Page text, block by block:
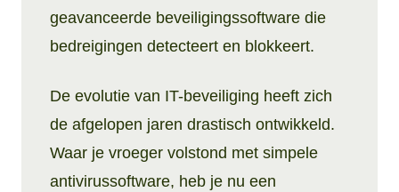
geavanceerde beveiligingssoftware die
bedreigingen detecteert en blokkeert.
De evolutie van IT-beveiliging heeft zich
de afgelopen jaren drastisch ontwikkeld.
Waar je vroeger volstond met simpele
antivirussoftware, heb je nu een